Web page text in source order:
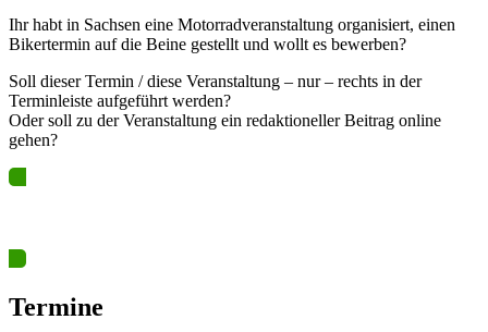
Ihr habt in Sachsen eine Motorradveranstaltung organisiert, einen
Bikertermin auf die Beine gestellt und wollt es bewerben?
Soll dieser Termin / diese Veranstaltung – nur – rechts in der
Terminleiste aufgeführt werden?
Oder soll zu der Veranstaltung ein redaktioneller Beitrag online
gehen?
Termine